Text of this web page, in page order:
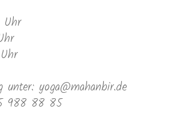
Uhr
unter: yoga@mahanbir.de
988 88 85